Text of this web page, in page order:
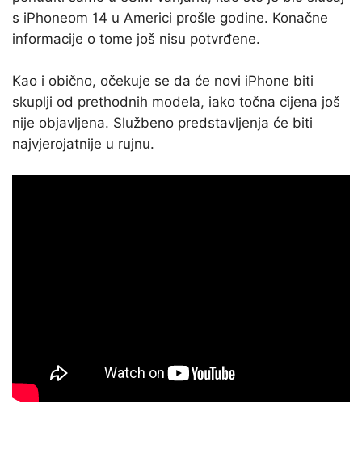
s iPhoneom 14 u Americi prošle godine. Konačne
informacije o tome još nisu potvrđene.
Kao i obično, očekuje se da će novi iPhone biti
skuplji od prethodnih modela, iako točna cijena još
nije objavljena. Službeno predstavljenja će biti
najvjerojatnije u rujnu.